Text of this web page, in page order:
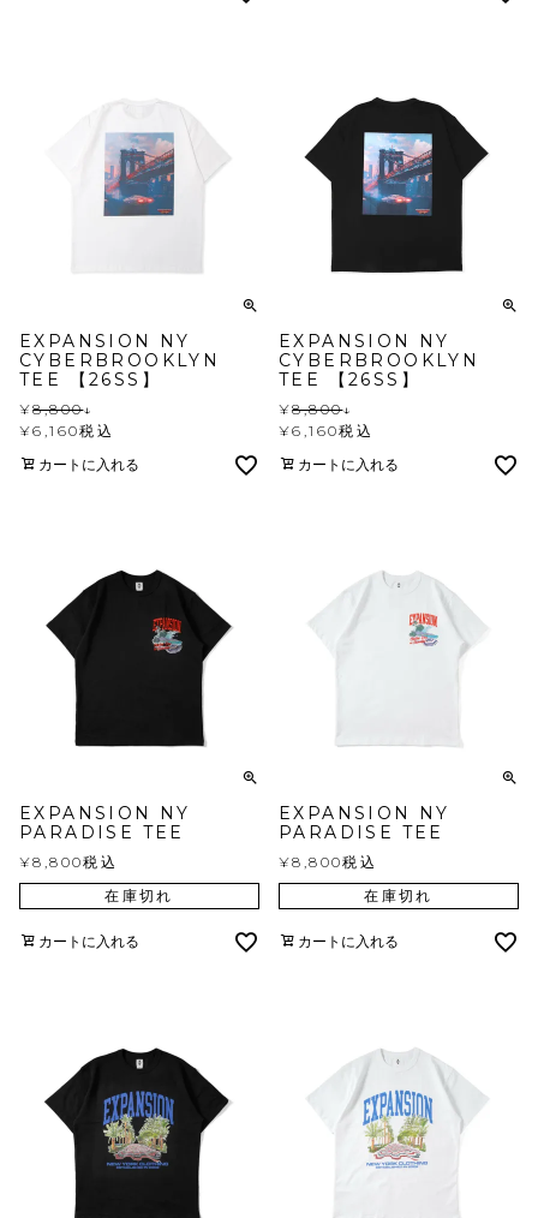
EXPANSION NY
CYBERBROOKLYN
TEE 【26SS】
¥8,800↓
¥6,160税込
カートに入れる
EXPANSION NY
CYBERBROOKLYN
TEE 【26SS】
¥8,800↓
¥6,160税込
カートに入れる
EXPANSION NY
PARADISE TEE
¥8,800税込
在庫切れ
カートに入れる
EXPANSION NY
PARADISE TEE
¥8,800税込
在庫切れ
カートに入れる